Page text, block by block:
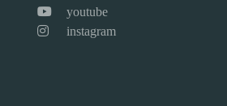
youtube
instagram